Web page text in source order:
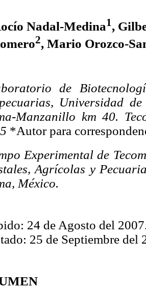
Nadal-Medina1,
2, Mario Orozco-
de
Universidad
Manzanillo km 40.
*Autor para
Experimental de
Agrícolas y
México.
24 de Agosto del
25 de Septiembre del